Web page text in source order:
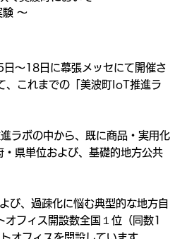
験 ～
〜18日に幕張メッセにて開催さ
これまでの「美波町IoT推進ラ
ラボの中から、既に商品・実用化
県単位および、基礎的地方公共
、過疎化に悩む典型的な地方自
フィス開設数全国１位（同数1